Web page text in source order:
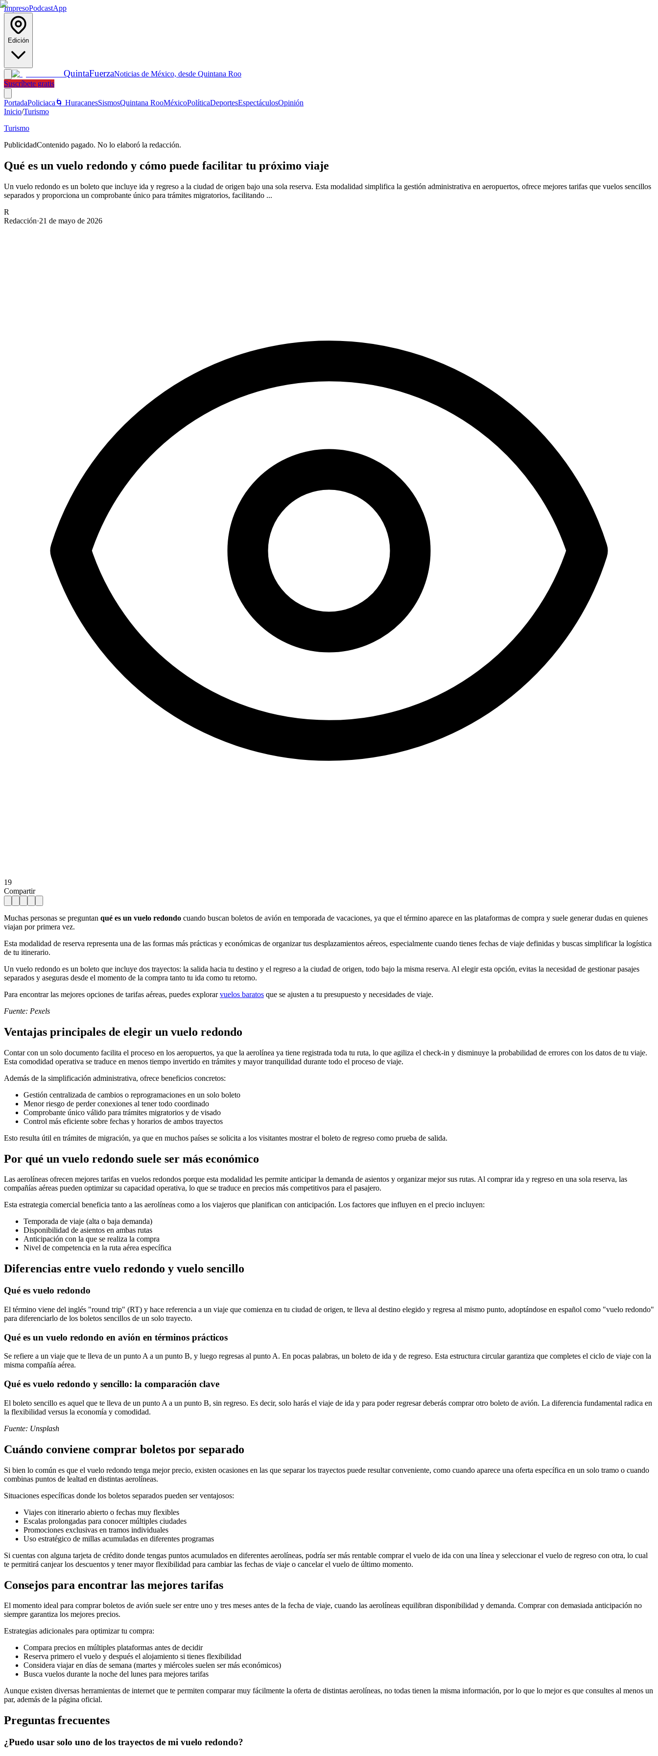
ImpresoPodcastApp
Edición
QuintaFuerzaNoticias de México, desde Quintana Roo
Suscríbete gratis
PortadaPoliciaca 🌀 HuracanesSismosQuintana RooMéxicoPolíticaDeportesEspectáculosOpinión
Inicio/Turismo
Turismo
PublicidadContenido pagado. No lo elaboró la redacción.
Qué es un vuelo redondo y cómo puede facilitar tu próximo viaje
Un vuelo redondo es un boleto que incluye ida y regreso a la ciudad de origen bajo una sola reserva. Esta modalidad simplifica la gestión administrativa en aeropuertos, ofrece mejores tarifas que vuelos sencillos
separados y proporciona un comprobante único para trámites migratorios, facilitando ...
R
Redacción·21 de mayo de 2026
19
Compartir
Muchas personas se preguntan qué es un vuelo redondo cuando buscan boletos de avión en temporada de vacaciones, ya que el término aparece en las plataformas de compra y suele generar dudas en quienes
viajan por primera vez.
Esta modalidad de reserva representa una de las formas más prácticas y económicas de organizar tus desplazamientos aéreos, especialmente cuando tienes fechas de viaje definidas y buscas simplificar la logística
de tu itinerario.
Un vuelo redondo es un boleto que incluye dos trayectos: la salida hacia tu destino y el regreso a la ciudad de origen, todo bajo la misma reserva. Al elegir esta opción, evitas la necesidad de gestionar pasajes
separados y aseguras desde el momento de la compra tanto tu ida como tu retorno.
Para encontrar las mejores opciones de tarifas aéreas, puedes explorarvuelos baratos que se ajusten a tu presupuesto y necesidades de viaje.
Fuente: Pexels
Ventajas principales de elegir un vuelo redondo
Contar con un solo documento facilita el proceso en los aeropuertos, ya que la aerolínea ya tiene registrada toda tu ruta, lo que agiliza el check-in y disminuye la probabilidad de errores con los datos de tu viaje.
Esta comodidad operativa se traduce en menos tiempo invertido en trámites y mayor tranquilidad durante todo el proceso de viaje.
Además de la simplificación administrativa, ofrece beneficios concretos:
Gestión centralizada de cambios o reprogramaciones en un solo boleto
Menor riesgo de perder conexiones al tener todo coordinado
Comprobante único válido para trámites migratorios y de visado
Control más eficiente sobre fechas y horarios de ambos trayectos
Esto resulta útil en trámites de migración, ya que en muchos países se solicita a los visitantes mostrar el boleto de regreso como prueba de salida.
Por qué un vuelo redondo suele ser más económico
Las aerolíneas ofrecen mejores tarifas en vuelos redondos porque esta modalidad les permite anticipar la demanda de asientos y organizar mejor sus rutas. Al comprar ida y regreso en una sola reserva, las
compañías aéreas pueden optimizar su capacidad operativa, lo que se traduce en precios más competitivos para el pasajero.
Esta estrategia comercial beneficia tanto a las aerolíneas como a los viajeros que planifican con anticipación. Los factores que influyen en el precio incluyen:
Temporada de viaje (alta o baja demanda)
Disponibilidad de asientos en ambas rutas
Anticipación con la que se realiza la compra
Nivel de competencia en la ruta aérea específica
Diferencias entre vuelo redondo y vuelo sencillo
Qué es vuelo redondo
El término viene del inglés "round trip" (RT) y hace referencia a un viaje que comienza en tu ciudad de origen, te lleva al destino elegido y regresa al mismo punto, adoptándose en español como "vuelo redondo"
para diferenciarlo de los boletos sencillos de un solo trayecto.
Qué es un vuelo redondo en avión en términos prácticos
Se refiere a un viaje que te lleva de un punto A a un punto B, y luego regresas al punto A. En pocas palabras, un boleto de ida y de regreso. Esta estructura circular garantiza que completes el ciclo de viaje con la
misma compañía aérea.
Qué es vuelo redondo y sencillo: la comparación clave
El boleto sencillo es aquel que te lleva de un punto A a un punto B, sin regreso. Es decir, solo harás el viaje de ida y para poder regresar deberás comprar otro boleto de avión. La diferencia fundamental radica en
la flexibilidad versus la economía y comodidad.
Fuente: Unsplash
Cuándo conviene comprar boletos por separado
Si bien lo común es que el vuelo redondo tenga mejor precio, existen ocasiones en las que separar los trayectos puede resultar conveniente, como cuando aparece una oferta específica en un solo tramo o cuando
combinas puntos de lealtad en distintas aerolíneas.
Situaciones específicas donde los boletos separados pueden ser ventajosos:
Viajes con itinerario abierto o fechas muy flexibles
Escalas prolongadas para conocer múltiples ciudades
Promociones exclusivas en tramos individuales
Uso estratégico de millas acumuladas en diferentes programas
Si cuentas con alguna tarjeta de crédito donde tengas puntos acumulados en diferentes aerolíneas, podría ser más rentable comprar el vuelo de ida con una línea y seleccionar el vuelo de regreso con otra, lo cual
te permitirá canjear los descuentos y tener mayor flexibilidad para cambiar las fechas de viaje o cancelar el vuelo de último momento.
Consejos para encontrar las mejores tarifas
El momento ideal para comprar boletos de avión suele ser entre uno y tres meses antes de la fecha de viaje, cuando las aerolíneas equilibran disponibilidad y demanda. Comprar con demasiada anticipación no
siempre garantiza los mejores precios.
Estrategias adicionales para optimizar tu compra:
Compara precios en múltiples plataformas antes de decidir
Reserva primero el vuelo y después el alojamiento si tienes flexibilidad
Considera viajar en días de semana (martes y miércoles suelen ser más económicos)
Busca vuelos durante la noche del lunes para mejores tarifas
Aunque existen diversas herramientas de internet que te permiten comparar muy fácilmente la oferta de distintas aerolíneas, no todas tienen la misma información, por lo que lo mejor es que consultes al menos un
par, además de la página oficial.
Preguntas frecuentes
¿Puedo usar solo uno de los trayectos de mi vuelo redondo?